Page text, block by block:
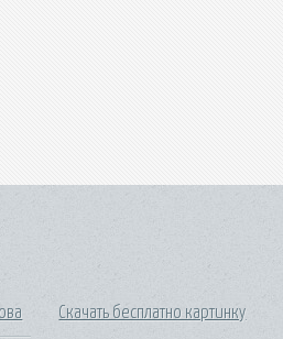
Скачать бесплатно картинку